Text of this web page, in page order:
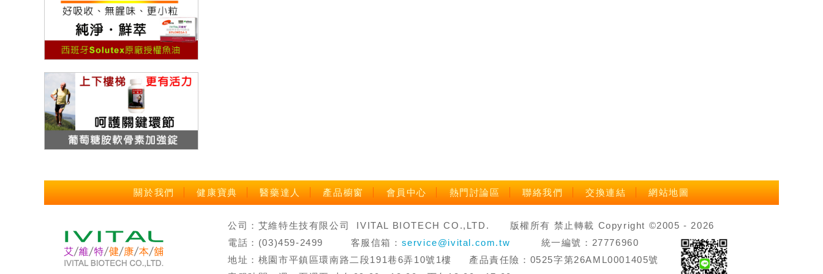
關於我們 健康寶典 醫藥達人 產品櫥窗 會員中心 熱門討論區 聯絡我們 交換連結 網站地圖
公司：艾維特生技有限公司 IVITAL BIOTECH CO.,LTD. 版權所有 禁止轉載 Copyright ©2005 - 2026
電話：(03)459-2499 客服信箱： service@ivital.com.tw 統一編號：27776960
地址：桃園市平鎮區環南路二段191巷6弄10號1樓 產品責任險：0525字第26AML0001405號